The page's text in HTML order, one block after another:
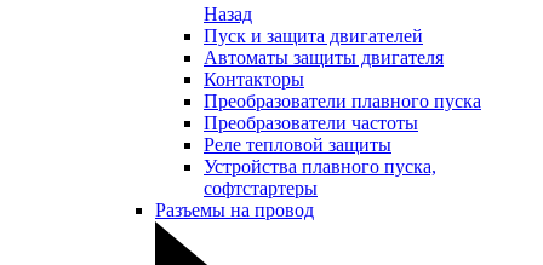
Назад
Пуск и защита двигателей
Автоматы защиты двигателя
Контакторы
Преобразователи плавного пуска
Преобразователи частоты
Реле тепловой защиты
Устройства плавного пуска,
софтстартеры
Разъемы на провод